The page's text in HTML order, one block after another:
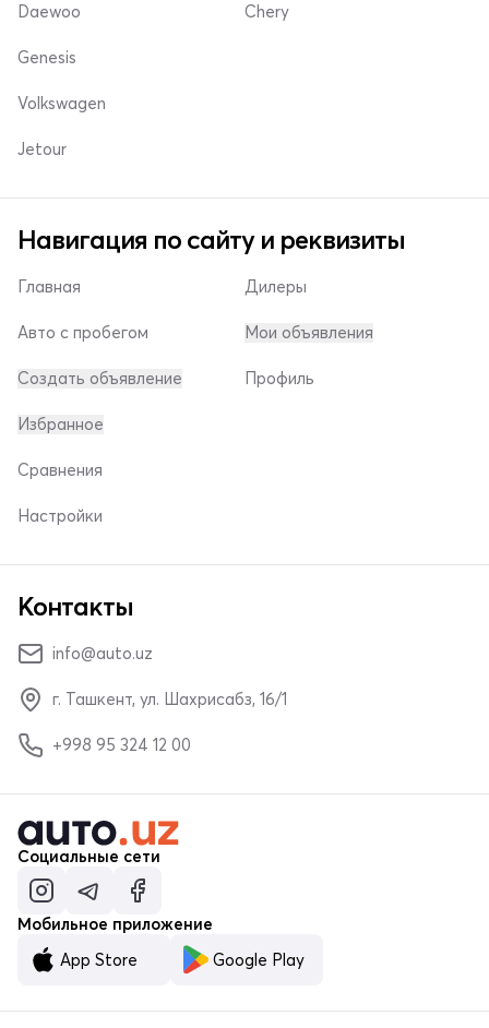
Daewoo Chery
Genesis
Volkswagen
Jetour
Навигация по сайту и реквизиты
Главная
Авто с пробегом
Создать объявление
Дилеры
Мои объявления
Профиль
Избранное
Сравнения
Настройки
Контакты
info@auto.uz
г. Ташкент, ул. Шахрисабз, 16/1
+998 95 324 12 00
Социальные сети
Мобильное приложение
App Store
Google Play